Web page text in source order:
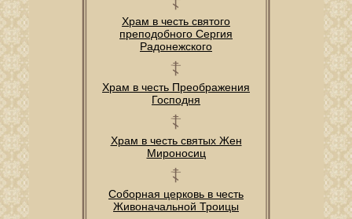
Храм в честь святого
преподобного Сергия
Радонежского
Храм в честь Преображения
Господня
Храм в честь святых Жен
Мироносиц
Соборная церковь в честь
Живоначальной Троицы